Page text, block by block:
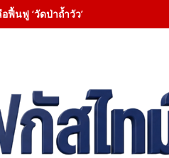
นฟู ‘วัดป่าถ้ำวัว’ – เคลียสิ่งกีดขว